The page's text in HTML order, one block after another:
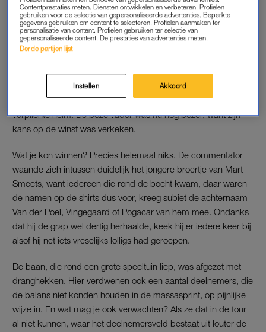
redelijk rechtdoor.
Een jongetje, wiens vader langs de kant stond te schreeuwen
en schelden alsof hij aan een race om de gele trui bezig was,
hield zich, wonder boven wonder en zij het net aan, staande.
Het jongetje zelf had minder geluk en viel plat op zijn gezicht
op de grond. Precies op het stukje waar hij weinig had aan de
verplichte helm. De boze vader was nu nog bozer, want zijn
kans op de winst was verkeken.
Wat je kon winnen? Precies helemaal niks. De commentator
waande zich intussen duidelijk het jongere broertje van Mart
Smeets, want iedereen die rond de bocht kwam, daar waren
de namen op de shirts dus voor, kreeg subiet de achternaam
Van der Poel, Vingegaard of Pogacar van hem mee. Ondanks
dat hij de grap wel dertig herhaalde, keek hij er iedere keer bij
alsof hij net iets vreselijks lolligs had geroepen.
De baan, die rond een grote speeltuin liep, was afgezet met
dranghekken. Hier verdwenen ook een aantal deelnemers, die
de balans niet konden houden in de massasprint, op pijnlijke
wijze in. En wat mag je ook verwachten? Als ze dat in de tour
al niet kunnen, waar het deelnemersveld bestaat uit louter de
Contentprestaties meten. Diensten ontwikkelen en verbeteren. Profielen
gebruiken voor de selectie van gepersonaliseerde advertenties. Beperkte
gegevens gebruiken om content te selecteren. Profielen aanmaken ter
personalisatie van content. Profielen gebruiken ter selectie van
gepersonaliseerde content. De prestaties van advertenties meten.
Derde partijen lijst
Instellen Akkoord